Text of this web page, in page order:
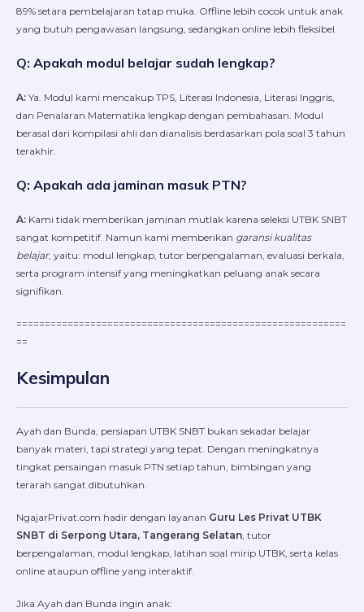
89% setara pembelajaran tatap muka. Offline lebih cocok untuk anak
yang butuh pengawasan langsung, sedangkan online lebih fleksibel.
Q: Apakah modul belajar sudah lengkap?
A: Ya. Modul kami mencakup TPS, Literasi Indonesia, Literasi Inggris,
dan Penalaran Matematika lengkap dengan pembahasan. Modul
berasal dari kompilasi ahli dan dianalisis berdasarkan pola soal 3 tahun
terakhir.
Q: Apakah ada jaminan masuk PTN?
A: Kami tidak memberikan jaminan mutlak karena seleksi UTBK SNBT
sangat kompetitif. Namun kami memberikan garansi kualitas
belajar, yaitu: modul lengkap, tutor berpengalaman, evaluasi berkala,
serta program intensif yang meningkatkan peluang anak secara
signifikan.
==========================================================
==
Kesimpulan
Ayah dan Bunda, persiapan UTBK SNBT bukan sekadar belajar
banyak materi, tapi strategi yang tepat. Dengan meningkatnya
tingkat persaingan masuk PTN setiap tahun, bimbingan yang
terarah sangat dibutuhkan.
NgajarPrivat.com hadir dengan layanan Guru Les Privat UTBK
SNBT di Serpong Utara, Tangerang Selatan , tutor
berpengalaman, modul lengkap, latihan soal mirip UTBK, serta kelas
online ataupun offline yang interaktif.
Jika Ayah dan Bunda ingin anak: